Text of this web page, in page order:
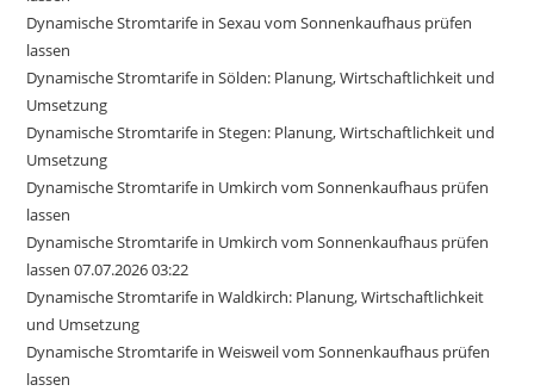
Dynamische Stromtarife in Sexau vom Sonnenkaufhaus prüfen
lassen
Dynamische Stromtarife in Sölden: Planung, Wirtschaftlichkeit und
Umsetzung
Dynamische Stromtarife in Stegen: Planung, Wirtschaftlichkeit und
Umsetzung
Dynamische Stromtarife in Umkirch vom Sonnenkaufhaus prüfen
lassen
Dynamische Stromtarife in Umkirch vom Sonnenkaufhaus prüfen
lassen 07.07.2026 03:22
Dynamische Stromtarife in Waldkirch: Planung, Wirtschaftlichkeit
und Umsetzung
Dynamische Stromtarife in Weisweil vom Sonnenkaufhaus prüfen
lassen